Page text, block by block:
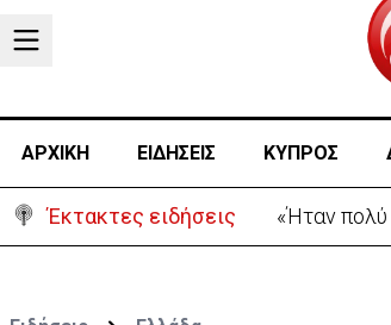
ΑΡΧΙΚΗ ΕΙΔΗΣΕΙΣ ΚΥΠΡΟΣ
Έκτακτες ειδήσεις «Ήταν